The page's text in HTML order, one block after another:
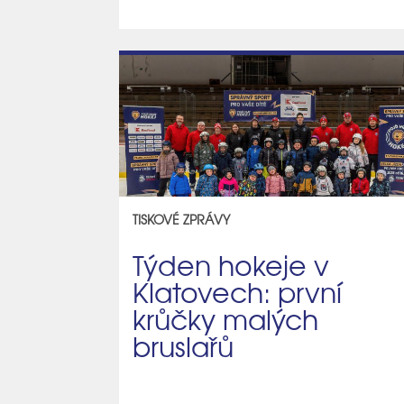
TISKOVÉ ZPRÁVY
Týden hokeje v
Klatovech: první
krůčky malých
bruslařů